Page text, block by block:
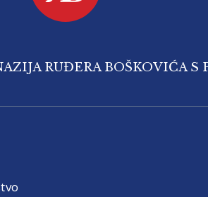
RUĐERA BOŠKOVIĆA S